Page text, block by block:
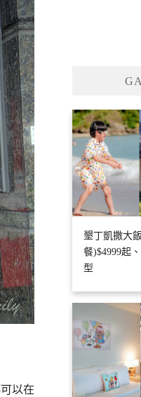
以在
墾丁凱撒大
餐)$4999起
型